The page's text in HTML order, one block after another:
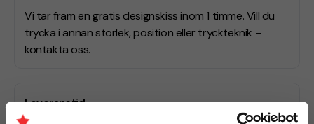
Vi tar fram en gratis designskiss inom 1 timme. Vill du
trycka i annan storlek, position eller tryckteknik –
kontakta oss.
Leveranstid